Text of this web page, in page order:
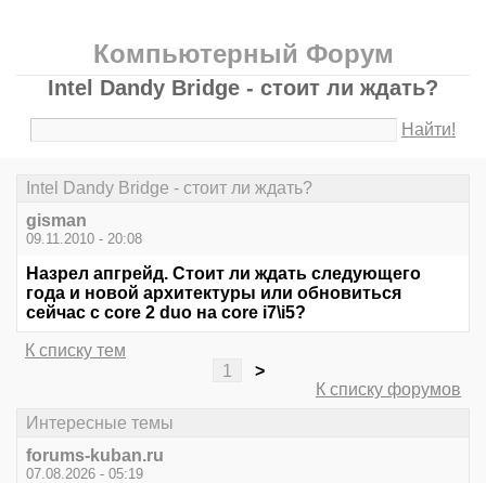
Компьютерный Форум
Intel Dandy Bridge - стоит ли ждать?
Найти!
Intel Dandy Bridge - стоит ли ждать?
gisman
09.11.2010 - 20:08
Назрел апгрейд. Стоит ли ждать следующего
года и новой архитектуры или обновиться
сейчас с core 2 duo на core i7\i5?
К списку тем
1
>
К списку форумов
Интересные темы
forums-kuban.ru
07.08.2026 - 05:19